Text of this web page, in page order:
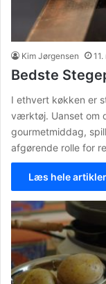
Kim Jørgensen
Bedste
I ethvert køkken er
værktøj. Uanset om
gourmetmiddag,
afgørende rolle for
Læs hele